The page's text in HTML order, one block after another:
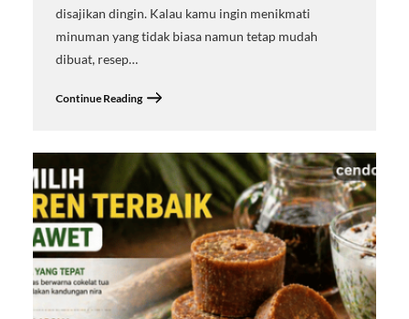
disajikan dingin. Kalau kamu ingin menikmati
minuman yang tidak biasa namun tetap mudah
dibuat, resep…
Continue Reading